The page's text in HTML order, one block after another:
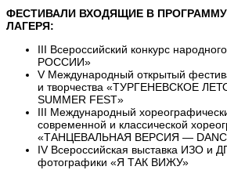
ФЕСТИВАЛИ ВХОДЯЩИЕ В
ЛАГЕРЯ:
III Всероссийский конкурс
РОССИИ»
V Международный открытый
и творчества «ТУРГЕНЕВСКОЕ
SUMMER FEST»
III Международный
современной и классической
«ТАНЦЕВАЛЬНАЯ ВЕРСИЯ —
IV Всероссийская выставка ИЗО и
фотографики «Я ТАК ВИЖУ»